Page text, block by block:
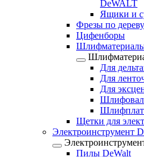
DeWALT
Ящики и
Фрезы по дереву
Цифенборы
Для
Для
Для
Щетки для
Электроинструмент
Пилы DeWalt